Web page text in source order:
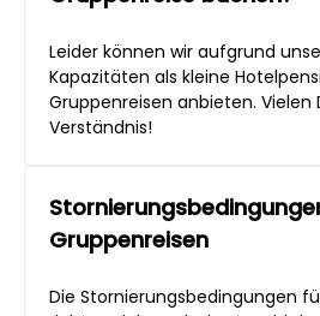
Leider können wir aufgrund
Kapazitäten als kleine
Gruppenreisen anbieten. Vielen
Verständnis!
Gruppenreisen
Die Stornierungsbedingungen